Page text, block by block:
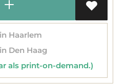
Haarlem
Den Haag
als print-on-demand.)